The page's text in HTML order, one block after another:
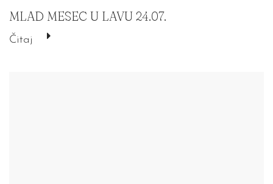
MLAD MESEC U LAVU 24.07.
Čitaj